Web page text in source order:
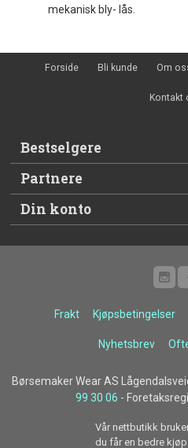
mekanisk bly- lås.
Forside Bli kunde Om
Kontakt
Bestselgere
Partnere
Din konto
Frakt Kjøpsbetingelser
Nyhetsbrev
Børsemaker Wear AS
99 30 06 -
Vår nettbutikk
du får en bedre